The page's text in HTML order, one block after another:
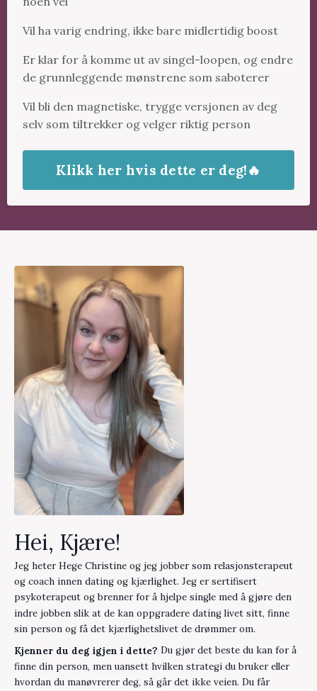
Vil ha varig endring, ikke bare midlertidig boost
Er klar for å komme ut av singel-loopen, og endre
de grunnleggende mønstrene som saboterer
Vil bli den magnetiske, trygge versjonen av deg
selv som tiltrekker og velger riktig person
Klikk her hvis dette er deg!🔥
Hei, Kjære!
Jeg heter Hege Christine og jeg jobber som relasjonsterapeut
og coach innen dating og kjærlighet. Jeg er sertifisert
psykoterapeut og brenner for å hjelpe single med å gjøre den
indre jobben slik at de kan oppgradere dating livet sitt, finne
sin person og få det kjærlighetslivet de drømmer om.
Kjenner du deg igjen i dette? Du gjør det beste du kan for å
finne din person, men uansett hvilken strategi du bruker eller
hvordan du manøvrerer deg, så går det ikke veien. Du får